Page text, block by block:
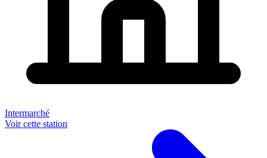
Intermarché
Voir cette station